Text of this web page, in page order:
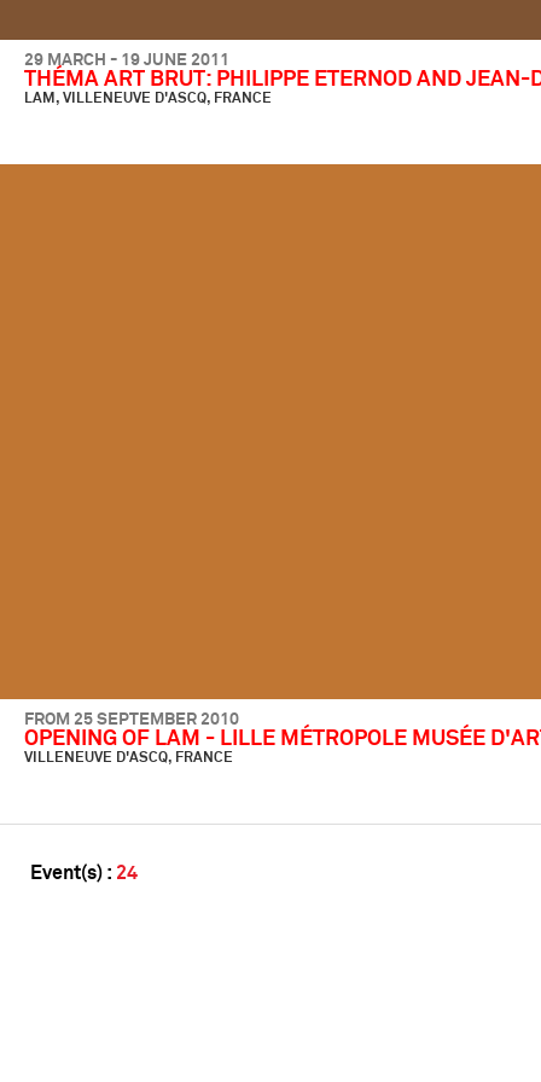
29 MARCH - 19 JUNE 2011
THÉMA ART BRUT: PHILIPPE ETERNOD AND JEAN-
LAM, VILLENEUVE D'ASCQ, FRANCE
FROM 25 SEPTEMBER 2010
OPENING OF LAM - LILLE MÉTROPOLE MUSÉE
VILLENEUVE D'ASCQ, FRANCE
Event(s) : 24